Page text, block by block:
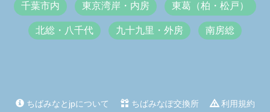
千葉市内 東京湾岸・内房 東葛（柏・松戸）
北総・八千代 九十九里・外房 南房総
ちばみなとjpについて ちばみなぽ交換所 利用規約